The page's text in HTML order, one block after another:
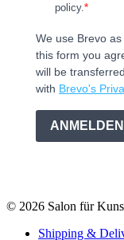
policy.
We use Brevo
this form you
will be
with Brevo's
ANMELDEN
© 2026 Salon für
Shipping &